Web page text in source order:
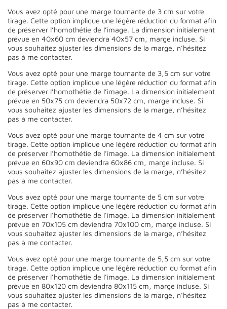
Vous avez opté pour une marge tournante de 3 cm sur votre
tirage. Cette option implique une légère réduction du format afin
de préserver l’homothétie de l’image. La dimension initialement
prévue en 40x60 cm deviendra 40x57 cm, marge incluse. Si
vous souhaitez ajuster les dimensions de la marge, n’hésitez
pas à me contacter.
Vous avez opté pour une marge tournante de 3,5 cm sur votre
tirage. Cette option implique une légère réduction du format afin
de préserver l’homothétie de l’image. La dimension initialement
prévue en 50x75 cm deviendra 50x72 cm, marge incluse. Si
vous souhaitez ajuster les dimensions de la marge, n’hésitez
pas à me contacter.
Vous avez opté pour une marge tournante de 4 cm sur votre
tirage. Cette option implique une légère réduction du format afin
de préserver l’homothétie de l’image. La dimension initialement
prévue en 60x90 cm deviendra 60x86 cm, marge incluse. Si
vous souhaitez ajuster les dimensions de la marge, n’hésitez
pas à me contacter.
Vous avez opté pour une marge tournante de 5 cm sur votre
tirage. Cette option implique une légère réduction du format afin
de préserver l’homothétie de l’image. La dimension initialement
prévue en 70x105 cm deviendra 70x100 cm, marge incluse. Si
vous souhaitez ajuster les dimensions de la marge, n’hésitez
pas à me contacter.
Vous avez opté pour une marge tournante de 5,5 cm sur votre
tirage. Cette option implique une légère réduction du format afin
de préserver l’homothétie de l’image. La dimension initialement
prévue en 80x120 cm deviendra 80x115 cm, marge incluse. Si
vous souhaitez ajuster les dimensions de la marge, n’hésitez
pas à me contacter.